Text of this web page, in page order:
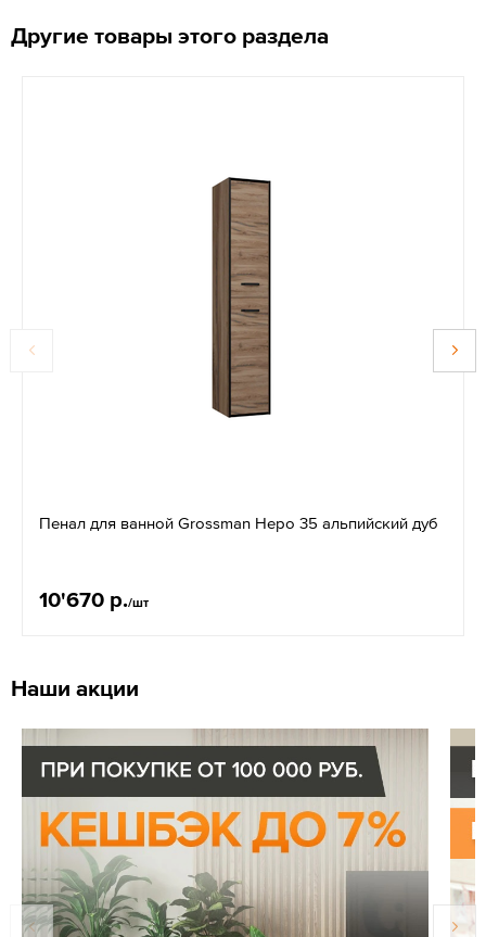
Другие товары этого раздела
Пенал для ванной Grossman Неро 35 альпийский дуб
10'670 р./шт
Наши акции